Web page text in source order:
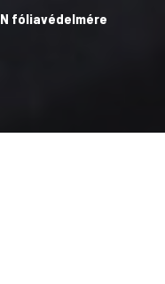
fóliavédelmére